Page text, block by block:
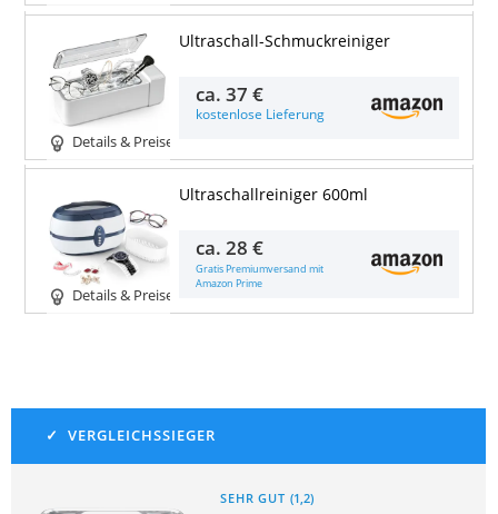
Details & Preise
Ultraschall-Schmuckreiniger
ca.37 €
kostenlose Lieferung
Details & Preise
Ultraschallreiniger 600ml
ca.28 €
Gratis Premiumversand mit
Amazon Prime
SEHR GUT (1,2)